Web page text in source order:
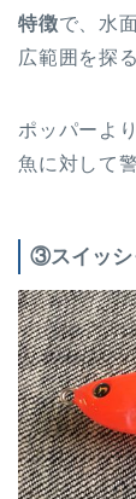
特徴で、水
広範囲を探
ポッパーよ
魚に対して
③スイッシ